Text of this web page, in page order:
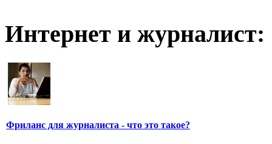
Интернет и журналист:
Фриланс для журналиста - что это такое?